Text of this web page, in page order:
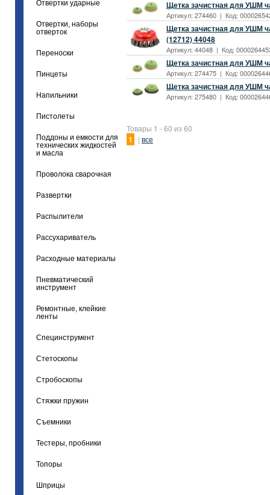
Отвертки ударные
Отвертки, наборы
отверток
Переноски
Пинцеты
Напильники
Пистолеты
Поддоны и емкости для
технических жидкостей
и масла
Проволока сварочная
Развертки
Распылители
Рассухариватель
Расходные материалы
Пневматический
инструмент
Ремонтные, клейкие
ленты
Специнструмент
Стетоскопы
Стробоскопы
Стяжки пружин
Съемники
Тестеры, пробники
Топоры
Шприцы
Щетка зачистная для УШМ
Артикул: 274460 | Код:
Щетка зачистная для УШМ
(12712) 44048
Артикул: 44048 | Код:
Щетка зачистная для УШМ
Артикул: 274475 | Код:
Щетка зачистная для УШМ
Артикул: 275480 | Код:
Товары 1 - 60 из 60
1 | все